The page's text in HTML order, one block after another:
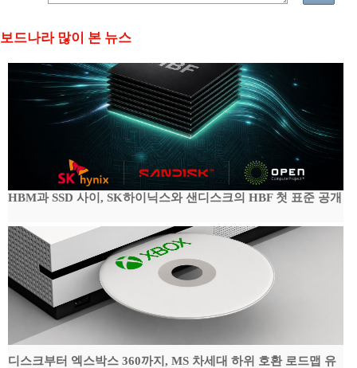
보드나라 많이 본 뉴스
HBM과 SSD 사이, SK하이닉스와 샌디스크의 HBF 첫 표준 공개
디스크부터 엑스박스 360까지, MS 차세대 하위 호환 로드맵 유